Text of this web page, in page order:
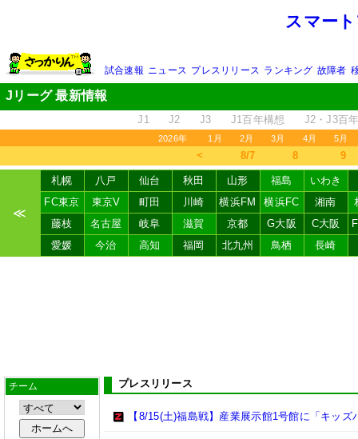
スマー
試合速報 ニュース プレスリリース ランキング 故障者
Jリーグ 最新情報
J1 J2 J3 J1百年構想 J2・J3百
2026年 1月 2月 3月 4月 5月
＜ 8/7 8 9
≪
札幌 八戸 仙台 秋田 山形 福島
いわき
FC東京
東京V 町田 川崎 横浜FM 横浜FC 湘南
藤枝
名古屋 岐阜 滋賀 京都 G大阪 C大阪
愛媛
今治 高知 福岡 北九州 鳥栖 長崎
チーム プレスリリース
【8/15(土)福島戦】産業展示館1号館に「キッズ